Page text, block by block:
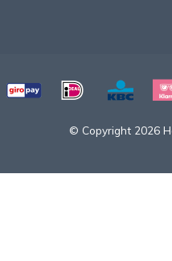
© Copyright 2026